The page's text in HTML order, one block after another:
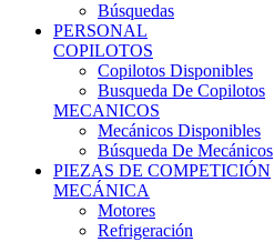
Búsquedas
PERSONAL
COPILOTOS
Copilotos Disponibles
Busqueda De Copilotos
MECANICOS
Mecánicos Disponibles
Búsqueda De Mecánicos
PIEZAS DE COMPETICIÓN
MECÁNICA
Motores
Refrigeración